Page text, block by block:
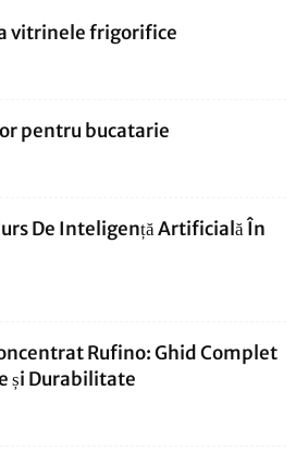
vitrinele frigorifice
pentru bucatarie
De Inteligență Artificială În
Rufino: Ghid Complet
și Durabilitate